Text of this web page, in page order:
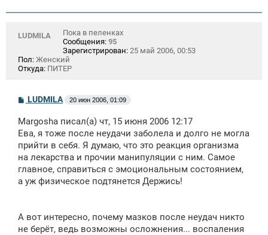
LUDMILA
Пока в пеленках
Сообщения: 95
Зарегистрирован: 25 май 2006, 00:53
Пол: Женский
Откуда: ПИТЕР
С
б
щ
н
и
LUDMILA 20 июн 2006, 01:09
Margosha писал(а) чт, 15 июня 2006 12:17
Ева, я тоже после неудачи заболела и долго не могла
прийти в себя. Я думаю, что это реакция организма
на лекарства и прочии манипуляции с ним. Самое
главное, справиться с эмоциональным состоянием,
а уж физическое подтянется Держись!
А вот интересно, почему мазков после неудач никто
не берёт, ведь возможны осложнения... воспаления